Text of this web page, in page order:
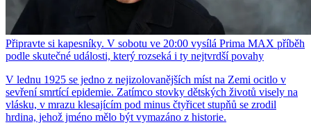
Připravte si kapesníky. V sobotu ve 20:00 vysílá Prima MAX příběh
podle skutečné události, který rozseká i ty nejtvrdší povahy
V lednu 1925 se jedno z nejizolovanějších míst na Zemi ocitlo v
sevření smrtící epidemie. Zatímco stovky dětských životů visely na
vlásku, v mrazu klesajícím pod minus čtyřicet stupňů se zrodil
hrdina, jehož jméno mělo být vymazáno z historie.